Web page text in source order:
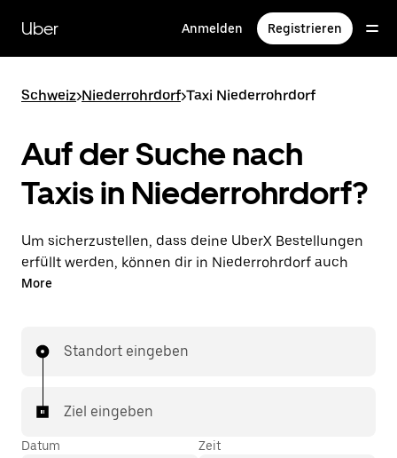
zum
Hauptinhalt
Uber Anmelden Registrieren
Schweiz>Niederrohrdorf>Taxi Niederrohrdorf
Auf der Suche nach
Taxis in Niederrohrdorf?
Um sicherzustellen, dass deine UberX Bestellungen
erfüllt werden, können dir in Niederrohrdorf auch
lizenzierte Taxifahrer*innen zugewiesen werden. In
Preise, die du von UberX kennst, während du mit
In einigen Städten der Schweiz kannst du in der
Uber App gezielt ein Taxi bestellen, wenn du sicher
sein möchtest, dass dir ein Taxi für deine Fahrt
More
Standort eingeben
Ziel eingeben
Datum Zeit